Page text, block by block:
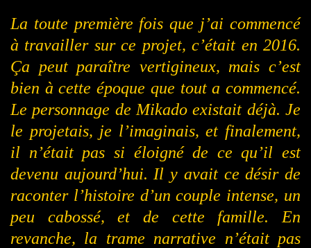
La toute première fois que j’ai commencé
à travailler sur ce projet, c’était en 2016.
Ça peut paraître vertigineux, mais c’est
bien à cette époque que tout a commencé.
Le personnage de Mikado existait déjà. Je
le projetais, je l’imaginais, et finalement,
il n’était pas si éloigné de ce qu’il est
devenu aujourd’hui. Il y avait ce désir de
raconter l’histoire d’un couple intense, un
peu cabossé, et de cette famille. En
revanche, la trame narrative n’était pas